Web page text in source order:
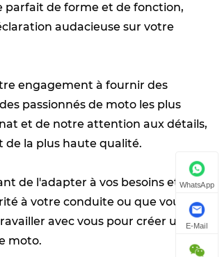
parfait de forme et de fonction,
audacieuse sur votre
engagement à fournir des
passionnés de moto les plus
et de notre attention aux détails,
de la plus haute qualité.
de l'adapter à vos besoins et
à votre conduite ou que vous
avec vous pour créer un
moto.
WhatsApp
E-Mail